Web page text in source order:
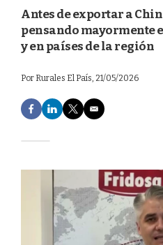
Antes de exportar a
pensando mayormente
y en países de la región
Por Rurales El País, 21/05/2026
F
a
e
o
L
i
d
I
n
T
w
e
r
E
m